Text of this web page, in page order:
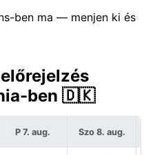
ben ma — menjen ki és
ben 🇩🇰
P 7. aug. Szo 8. aug.